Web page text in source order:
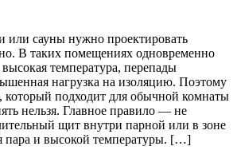
или сауны нужно проектировать
В таких помещениях одновременно
температура, перепады
нагрузка на изоляцию. Поэтому
который подходит для обычной комнаты
нельзя. Главное правило — не
щит внутри парной или в зоне
пара и высокой температуры. […]